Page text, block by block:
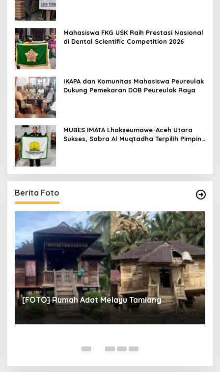
Mahasiswa FKG USK Raih Prestasi Nasional
di Dental Scientific Competition 2026
IKAPA dan Komunitas Mahasiswa Peureulak
Dukung Pemekaran DOB Peureulak Raya
MUBES IMATA Lhokseumawe-Aceh Utara
Sukses, Sabra Al Muqtadha Terpilih Pimpin
Berita Foto
[FOTO] Rumah Adat Melayu Tamiang